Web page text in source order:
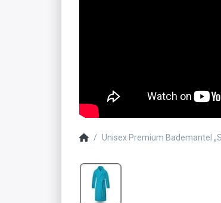
Unisex Premium Bademantel